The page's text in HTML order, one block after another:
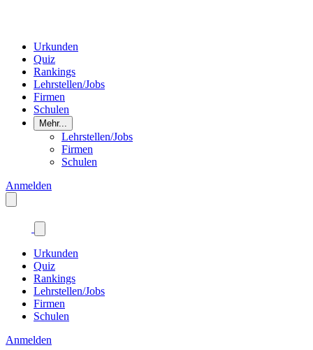
Urkunden
Quiz
Rankings
Lehrstellen/Jobs
Firmen
Schulen
Mehr...
Lehrstellen/Jobs
Firmen
Schulen
Anmelden
Urkunden
Quiz
Rankings
Lehrstellen/Jobs
Firmen
Schulen
Anmelden